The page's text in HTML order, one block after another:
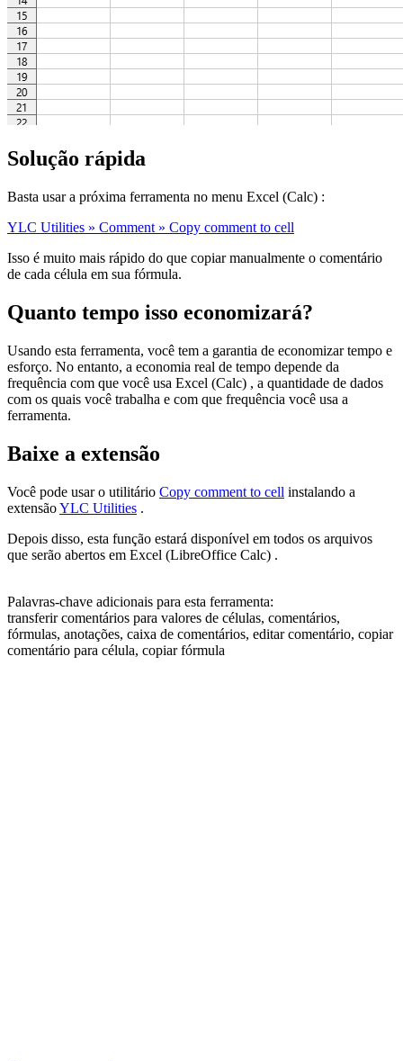
Solução rápida
Basta usar a próxima ferramenta no menu Excel (Calc) :
YLC Utilities » Comment » Copy comment to cell
Isso é muito mais rápido do que copiar manualmente o comentário
de cada célula em sua fórmula.
Quanto tempo isso economizará?
Usando esta ferramenta, você tem a garantia de economizar tempo e
esforço. No entanto, a economia real de tempo depende da
frequência com que você usa Excel (Calc) , a quantidade de dados
com os quais você trabalha e com que frequência você usa a
ferramenta.
Baixe a extensão
Você pode usar o utilitário Copy comment to cell instalando a
extensãoYLC Utilities .
Depois disso, esta função estará disponível em todos os arquivos
que serão abertos em Excel (LibreOffice Calc) .
Palavras-chave adicionais para esta ferramenta:
transferir comentários para valores de células, comentários,
fórmulas, anotações, caixa de comentários, editar comentário, copiar
comentário para célula, copiar fórmula